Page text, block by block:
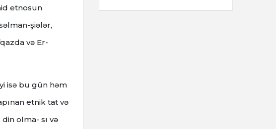
etnosun
şiələr,
və Er-
isə bu gün həm
etnik tat və
olma- sı və